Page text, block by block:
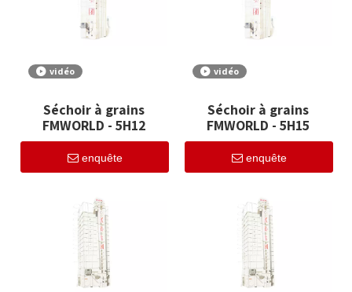
vidéo
Séchoir à grains
FMWORLD - 5H12
enquête
vidéo
Séchoir à grains
FMWORLD - 5H15
enquête